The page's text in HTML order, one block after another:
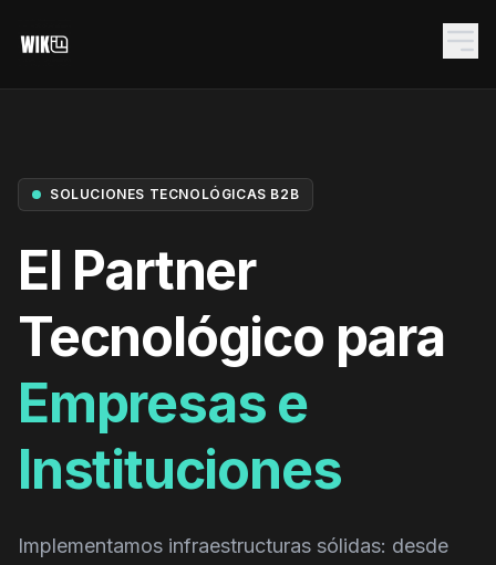
SOLUCIONES TECNOLÓGICAS B2B
El Partner
Tecnológico para
Empresas e
Instituciones
Implementamos infraestructuras sólidas: desde